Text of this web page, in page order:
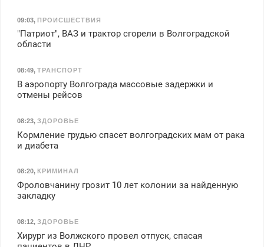
09:03, ПРОИСШЕСТВИЯ
"Патриот", ВАЗ и трактор сгорели в Волгоградской
области
08:49, ТРАНСПОРТ
В аэропорту Волгограда массовые задержки и
отмены рейсов
08:23, ЗДОРОВЬЕ
Кормление грудью спасет волгоградских мам от рака
и диабета
08:20, КРИМИНАЛ
Фроловчанину грозит 10 лет колонии за найденную
закладку
08:12, ЗДОРОВЬЕ
Хирург из Волжского провел отпуск, спасая